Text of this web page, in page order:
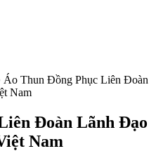
Áo Thun Đồng Phục Liên Đoàn
Nam
Đoàn Lãnh Đạo
Nam